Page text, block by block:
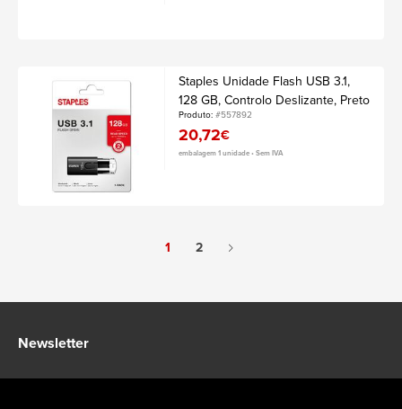
Staples Unidade Flash USB 3.1,
128 GB, Controlo Deslizante, Preto
Produto:#557892
20,72€
embalagem 1 unidade • Sem IVA
1 2
Newsletter
Fique a par das ofertas exclusivas Staples Corporate